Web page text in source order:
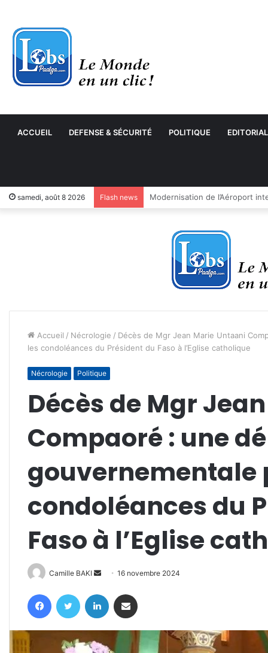
ACCUEIL DEFENSE & SÉCURITÉ POLITIQUE EDITORIAL
samedi, août 8 2026 Flash news
Accueil / Nécrologie / Décès de Mgr Jean Marie Untaani
les condoléances du Président du Faso à l’Eglise catholique
Nécrologie Politique
Décès de Mgr
Compaoré : une
gouvernementale
condoléances du
Faso à l’Eglise
Camille BAKI
Envoyer
courriel
16 novembre 2024
FacebookTwitter Linkedin